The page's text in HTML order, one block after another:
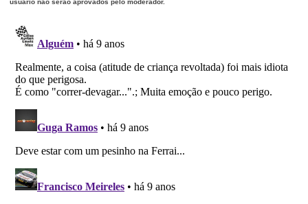
usuário não serão aprovados pelo moderador.